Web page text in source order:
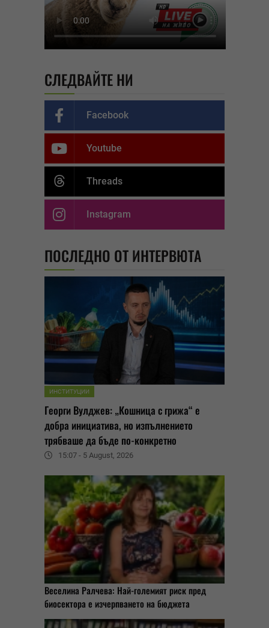
СЛЕДВАЙТЕ НИ
Facebook
Youtube
Threads
Instagram
ПОСЛЕДНО ОТ ИНТЕРВЮТА
ИНСТИТУЦИИ
Георги Вулджев: „Кошница с грижа“ е
добра инициатива, но изпълнението
трябваше да бъде по-конкретно
15:07 - 5 August, 2026
Веселина Ралчева: Най-големият риск пред
биосектора е изчерпването на бюджета